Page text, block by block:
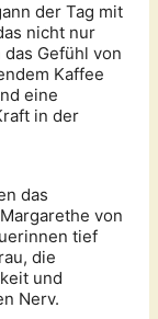
der Tag mit
nicht nur
Gefühl von
Kaffee
eine
in der
das
von
tief
die
und
Nerv.